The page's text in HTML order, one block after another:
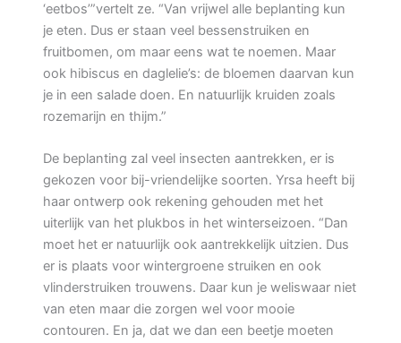
‘eetbos’”vertelt ze. “Van vrijwel alle beplanting kun
je eten. Dus er staan veel bessenstruiken en
fruitbomen, om maar eens wat te noemen. Maar
ook hibiscus en daglelie’s: de bloemen daarvan kun
je in een salade doen. En natuurlijk kruiden zoals
rozemarijn en thijm.”
De beplanting zal veel insecten aantrekken, er is
gekozen voor bij-vriendelijke soorten. Yrsa heeft bij
haar ontwerp ook rekening gehouden met het
uiterlijk van het plukbos in het winterseizoen. “Dan
moet het er natuurlijk ook aantrekkelijk uitzien. Dus
er is plaats voor wintergroene struiken en ook
vlinderstruiken trouwens. Daar kun je weliswaar niet
van eten maar die zorgen wel voor mooie
contouren. En ja, dat we dan een beetje moeten